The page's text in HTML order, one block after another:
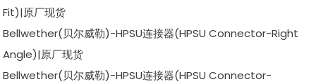
Fit)|原厂现货
Bellwether(贝尔威勒)-HPSU连接器(HPSU Connector-Right
Angle)|原厂现货
Bellwether(贝尔威勒)-HPSU连接器(HPSU Connector-